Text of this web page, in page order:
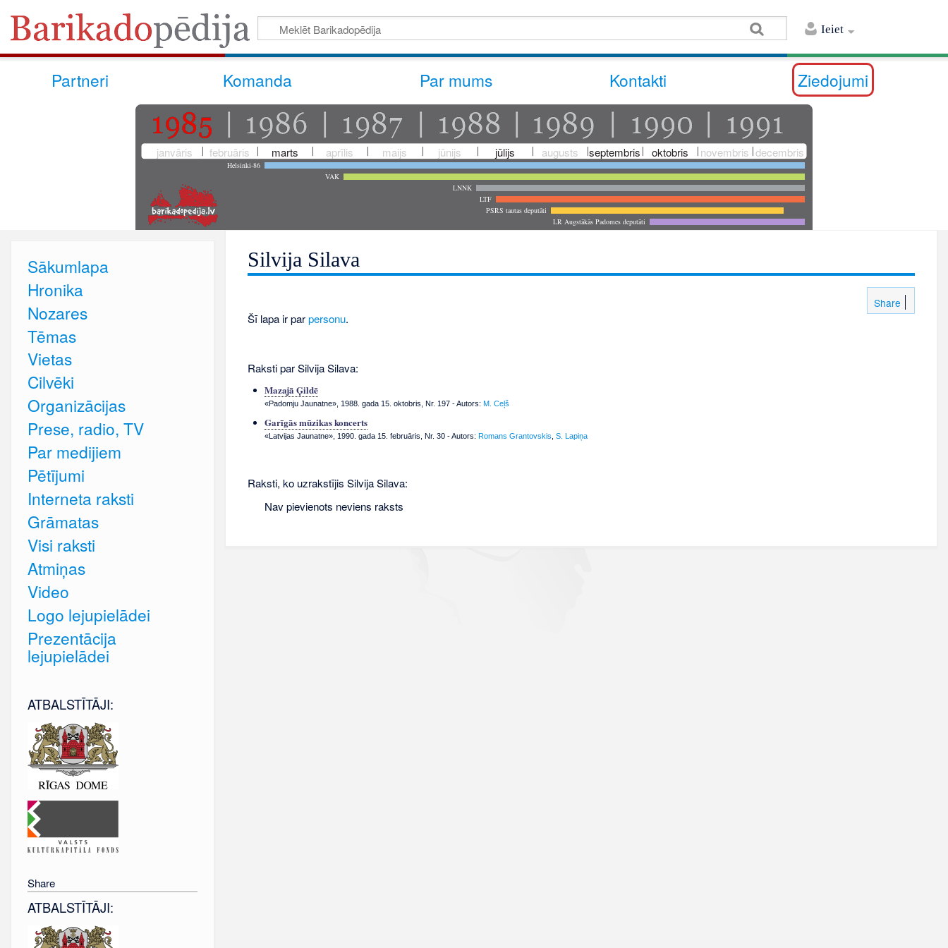
Ieiet
Partneri Komanda Par mums Kontakti Ziedojumi
janvāris februāris marts aprīlis maijs jūnijs jūlijs augusts septembris oktobris novembris decembris
Helsinki-86
VAK
LNNK
LTF
PSRS tautas deputāti
LR Augstākās Padomes deputāti
Silvija Silava
Share
Šī lapa ir parpersonu.
Raksti par Silvija Silava:
Mazajā Ģildē
«Padomju Jaunatne», 1988. gada 15. oktobris, Nr. 197- Autors: M. Ceļš
Garīgās mūzikas koncerts
«Latvijas Jaunatne», 1990. gada 15. februāris, Nr. 30- Autors: Romans Grantovskis S. Lapiņa
Raksti, ko uzrakstījis Silvija Silava:
Nav pievienots neviens raksts
Sākumlapa
Hronika
Nozares
Tēmas
Vietas
Cilvēki
Organizācijas
Prese, radio, TV
Par medijiem
Pētījumi
Interneta raksti
Grāmatas
Visi raksti
Atmiņas
Video
Logo lejupielādei
Prezentācija
lejupielādei
ATBALSTĪTĀJI:
Share
ATBALSTĪTĀJI: